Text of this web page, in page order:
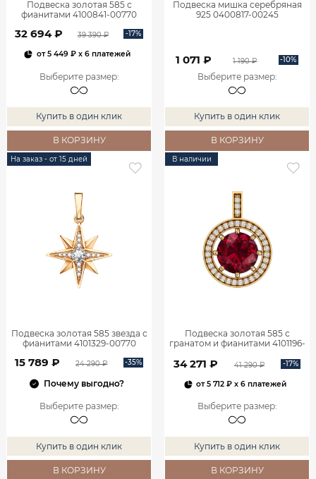
Подвеска золотая 585 с
фианитами 4100841-00770
32 694 ₽ 39 390 ₽ -17%
от5 449 ₽x 6 платежей
Выберите размер:
Купить в один клик
В КОРЗИНУ
Подвеска мишка серебряная
925 0400817-00245
1 071 ₽ 1 190 ₽ -10%
Выберите размер:
Купить в один клик
В КОРЗИНУ
На заказ - от 15 дней
Подвеска золотая 585 звезда с
фианитами 4101329-00770
15 789 ₽ 24 290 ₽ -35%
Почему выгодно?
Выберите размер:
Купить в один клик
В КОРЗИНУ
В наличии
Подвеска золотая 585 с
гранатом и фианитами 4101196-
34 271 ₽ 41 290 ₽ -17%
от5 712 ₽ x 6 платежей
Выберите размер:
Купить в один клик
В КОРЗИНУ